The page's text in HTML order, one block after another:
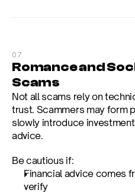
07
Romance and
Scams
Not all scams rely on
trust. Scammers may form
slowly introduce
advice.
Be cautious if:
Financial advice comes
verify